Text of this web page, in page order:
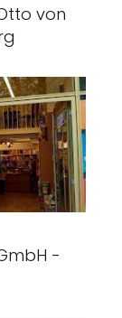
von
-